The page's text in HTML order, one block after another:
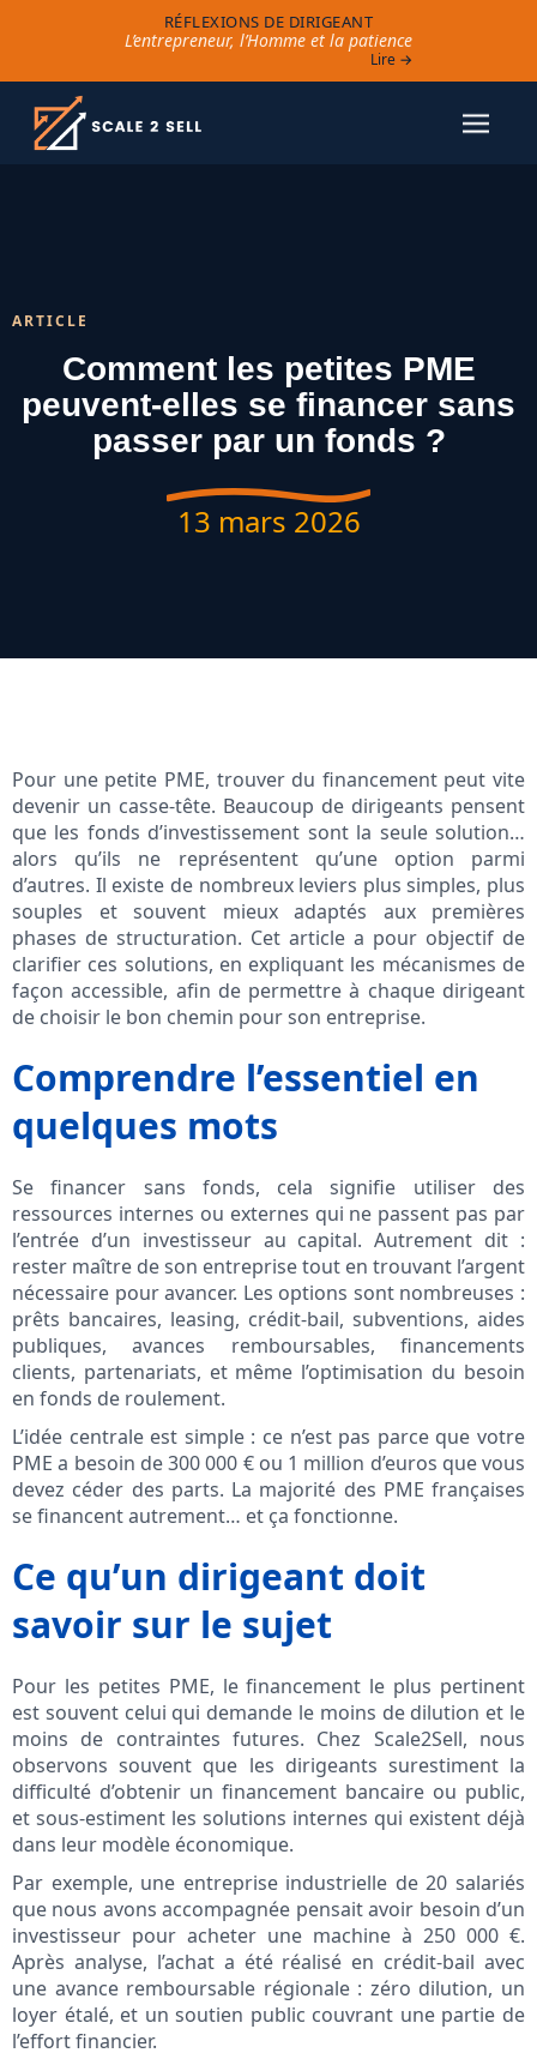
RÉFLEXIONS DE DIRIGEANT
L’entrepreneur, l’Homme et la patience
Lire →
ARTICLE
Comment les petites PME
peuvent-elles se financer sans
passer par un fonds ?
13 mars 2026
Pour une petite PME, trouver du financement peut vite
devenir un casse-tête. Beaucoup de dirigeants pensent
que les fonds d’investissement sont la seule solution…
alors qu’ils ne représentent qu’une option parmi
d’autres. Il existe de nombreux leviers plus simples, plus
souples et souvent mieux adaptés aux premières
phases de structuration. Cet article a pour objectif de
clarifier ces solutions, en expliquant les mécanismes de
façon accessible, afin de permettre à chaque dirigeant
de choisir le bon chemin pour son entreprise.
Comprendre l’essentiel en
quelques mots
Se financer sans fonds, cela signifie utiliser des
ressources internes ou externes qui ne passent pas par
l’entrée d’un investisseur au capital. Autrement dit :
rester maître de son entreprise tout en trouvant l’argent
nécessaire pour avancer. Les options sont nombreuses :
prêts bancaires, leasing, crédit-bail, subventions, aides
publiques, avances remboursables, financements
clients, partenariats, et même l’optimisation du besoin
en fonds de roulement.
L’idée centrale est simple : ce n’est pas parce que votre
PME a besoin de 300 000 € ou 1 million d’euros que vous
devez céder des parts. La majorité des PME françaises
se financent autrement… et ça fonctionne.
Ce qu’un dirigeant doit
savoir sur le sujet
Pour les petites PME, le financement le plus pertinent
est souvent celui qui demande le moins de dilution et le
moins de contraintes futures. Chez Scale2Sell, nous
observons souvent que les dirigeants surestiment la
difficulté d’obtenir un financement bancaire ou public,
et sous-estiment les solutions internes qui existent déjà
dans leur modèle économique.
Par exemple, une entreprise industrielle de 20 salariés
que nous avons accompagnée pensait avoir besoin d’un
investisseur pour acheter une machine à 250 000 €.
Après analyse, l’achat a été réalisé en crédit-bail avec
une avance remboursable régionale : zéro dilution, un
loyer étalé, et un soutien public couvrant une partie de
l’effort financier.